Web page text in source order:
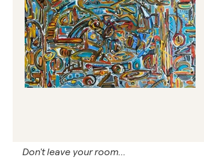
Don't leave your room...